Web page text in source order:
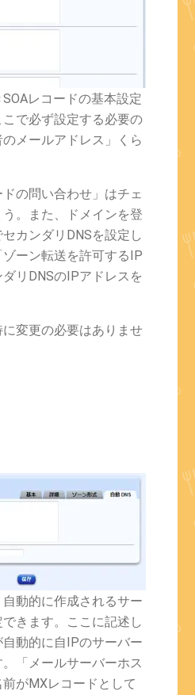
レコードの基本設定
で必ず設定する必要の
メールアドレス」くら
ドの問い合わせ」はチェ
。また、ドメインを登
カンダリDNSを設定し
ーン転送を許可するIP
リDNSのIPアドレスを
変更の必要はありませ
動的に作成されるサー
きます。ここに記述し
動的に自IPのサーバー
「メールサーバーホス
がMXレコードとして